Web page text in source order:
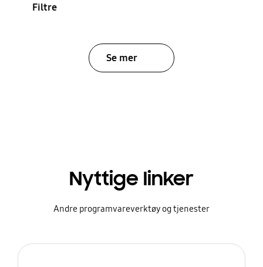
Filtre
Se mer
Nyttige linker
Andre programvareverktøy og tjenester